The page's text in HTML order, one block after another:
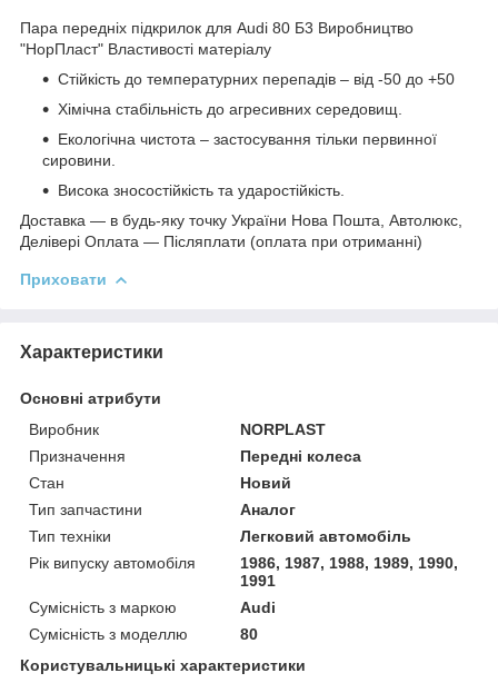
Пара передніх підкрилок для Audi 80 Б3 Виробництво
"НорПласт" Властивості матеріалу
Стійкість до температурних перепадів – від -50 до +50
Хімічна стабільність до агресивних середовищ.
Екологічна чистота – застосування тільки первинної
сировини.
Висока зносостійкість та ударостійкість.
Доставка ― в будь-яку точку України Нова Пошта, Автолюкс,
Делівері Оплата ― Післяплати (оплата при отриманні)
Приховати
Характеристики
Основні атрибути
Виробник
NORPLAST
Призначення
Передні колеса
Стан
Новий
Тип запчастини
Аналог
Тип техніки
Легковий автомобіль
Рік випуску автомобіля
1986, 1987, 1988, 1989, 1990,
1991
Сумісність з маркою
Audi
Сумісність з моделлю
80
Користувальницькі характеристики